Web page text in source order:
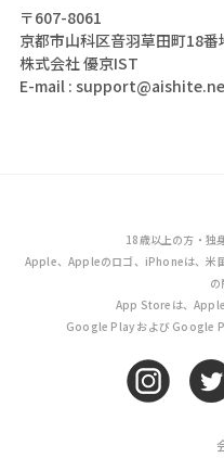
〒607-8061
京都市山科区音羽草田町18
株式会社 優京IST
E-mail :
18歳以上の方・独
Apple、Appleのロゴ、iPhoneは、米
の
App Storeは、Apple
Google Play および Google